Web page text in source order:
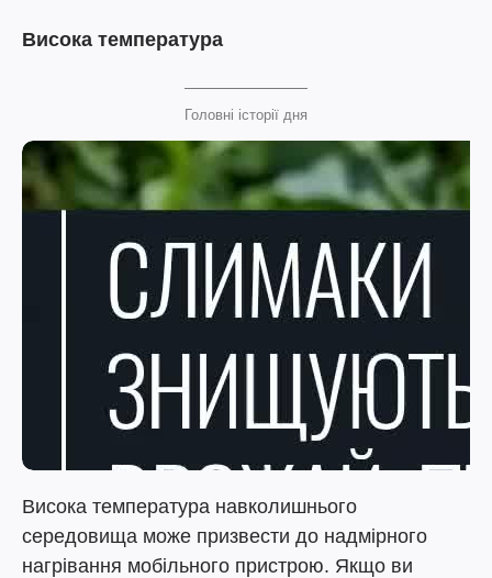
Висока температура
Головні історії дня
Висока температура навколишнього
середовища може призвести до надмірного
нагрівання мобільного пристрою. Якщо ви